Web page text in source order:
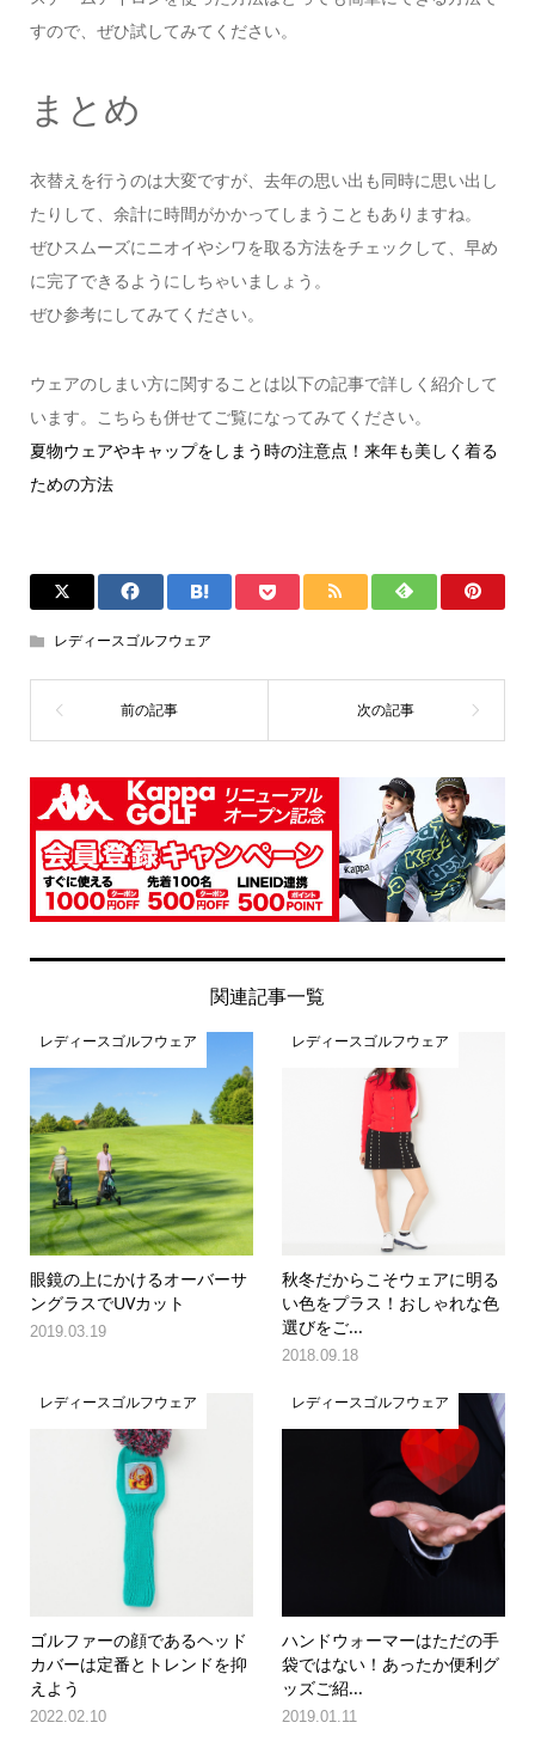
すので、ぜひ試してみてください。
まとめ
衣替えを行うのは大変ですが、去年の思い出も同時に思い出し
たりして、余計に時間がかかってしまうこともありますね。
ぜひスムーズにニオイやシワを取る方法をチェックして、早め
に完了できるようにしちゃいましょう。
ぜひ参考にしてみてください。
ウェアのしまい方に関することは以下の記事で詳しく紹介して
います。こちらも併せてご覧になってみてください。
夏物ウェアやキャップをしまう時の注意点！来年も美しく着る
ための方法
レディースゴルフウェア
関連記事一覧
レディースゴルフウェア
眼鏡の上にかけるオーバーサ
ングラスでUVカット
2019.03.19
レディースゴルフウェア
秋冬だからこそウェアに明る
い色をプラス！おしゃれな色
選びをご...
2018.09.18
レディースゴルフウェア
ゴルファーの顔であるヘッド
カバーは定番とトレンドを抑
えよう
2022.02.10
レディースゴルフウェア
ハンドウォーマーはただの手
袋ではない！あったか便利グ
ッズご紹...
2019.01.11